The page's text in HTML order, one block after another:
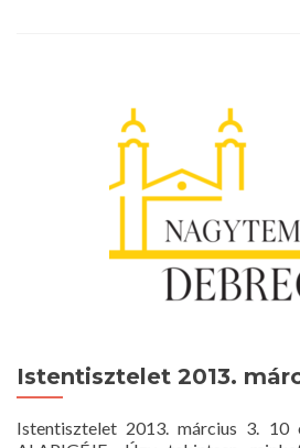
óra
Istentisztelet 2013.
Istentisztelet 2013. március 3. 10